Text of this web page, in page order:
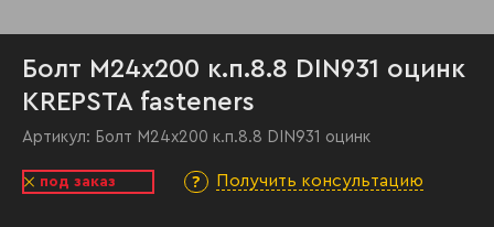
Болт М24х200 к.п.8.8 DIN931 оцинк
KREPSTA fasteners
Артикул: Болт М24х200 к.п.8.8 DIN931 оцинк
под заказ Получить консультацию